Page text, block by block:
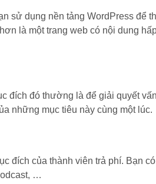
sử dụng nền tảng WordPress để
là một trang web có nội dung
đích đó thường là để giải quyết
những mục tiêu này cùng một lúc.
của thành viên trả phí. Bạn
…